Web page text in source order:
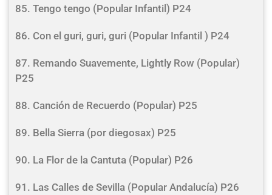
85. Tengo tengo (Popular Infantil) P24
86. Con el guri, guri, guri (Popular Infantil ) P24
87. Remando Suavemente, Lightly Row (Popular)
P25
88. Canción de Recuerdo (Popular) P25
89. Bella Sierra (por diegosax) P25
90. La Flor de la Cantuta (Popular) P26
91. Las Calles de Sevilla (Popular Andalucía) P26